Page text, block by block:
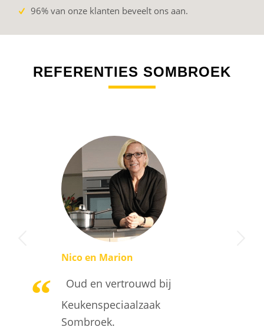
96% van onze klanten beveelt ons aan.
REFERENTIES SOMBROEK
Oud en vertrouwd bij
Keukenspeciaalzaak
Sombroek.
Nico en Marion
Volgende